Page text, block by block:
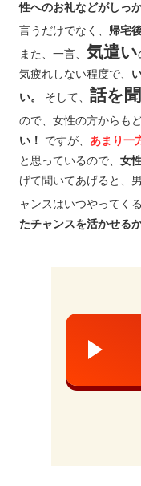
性へのお礼などがしっ
言うだけでなく、 帰宅
また、一言、 気遣い
気疲れしない程度で、
い。
そして、 話を
ので、女性の方からも
い！
ですが、 あまり一
と思っているので、 女
げて聞いてあげると、
ャンスはいつやってく
たチャンスを活かせる